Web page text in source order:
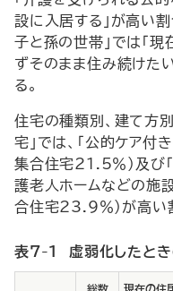
設に入居する」が高い割
子と孫の世帯」では「
ずそのまま住み続けた
る。
住宅の種類別、建て方別
宅」では、「公的ケア付
集合住宅21.5％）及び
護老人ホームなどの施
合住宅23.9％）が高い
表7-1 虚弱化したとき
総数
現在の住